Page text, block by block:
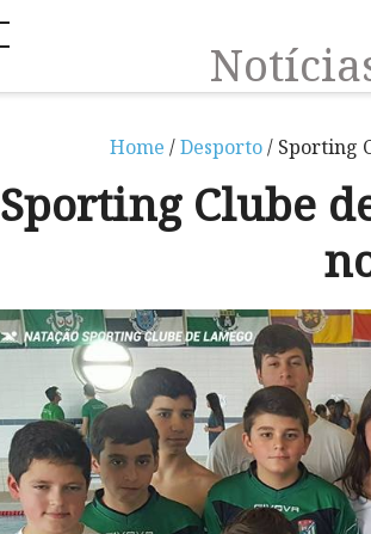
Home /Desporto/ Sporting
Sporting Clube